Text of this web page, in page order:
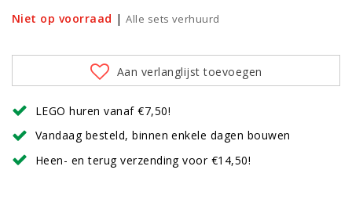
Niet op voorraad |Alle sets verhuurd
Aan verlanglijst toevoegen
LEGO huren vanaf €7,50!
Vandaag besteld, binnen enkele dagen bouwen
Heen- en terug verzending voor €14,50!